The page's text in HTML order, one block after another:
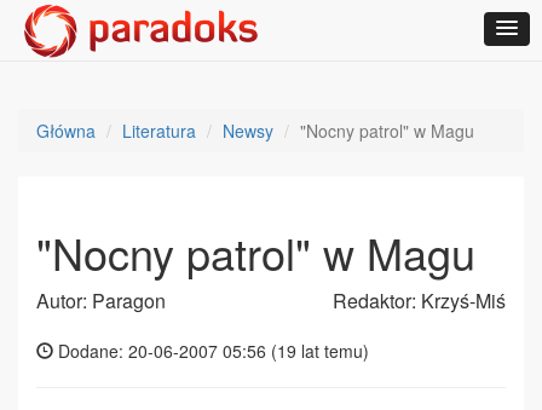
Główna Literatura Newsy "Nocny patrol" w Magu
"Nocny patrol" w Magu
Autor: Paragon Redaktor: Krzyś-Miś
Dodane: 20-06-2007 05:56 (19 lat temu)